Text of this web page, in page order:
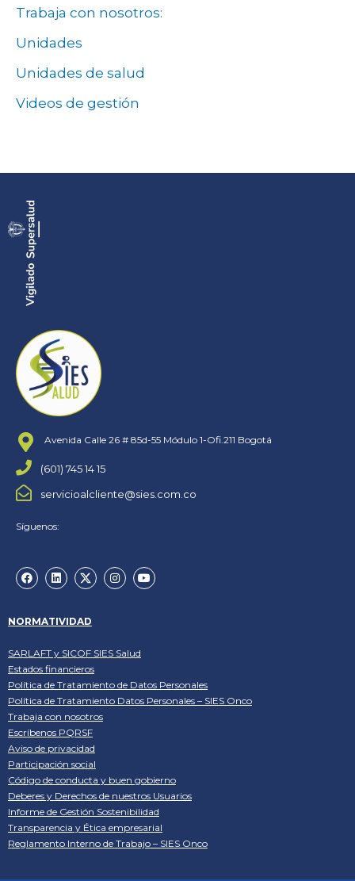
Trabaja con nosotros:
Unidades
Unidades de salud
Videos de gestión
Avenida Calle 26 # 85d-55 Módulo 1-Ofi.211 Bogotá
(601) 745 14 15
servicioalcliente@sies.com.co
Síguenos:
NORMATIVIDAD
SARLAFT y SICOF SIES Salud
Estados financieros
Política de Tratamiento de Datos Personales
Política de Tratamiento Datos Personales – SIES Onco
Trabaja con nosotros
Escríbenos PQRSF
Aviso de privacidad
Participación social
Código de conducta y buen gobierno
Deberes y Derechos de nuestros Usuarios
Informe de Gestión Sostenibilidad
Transparencia y Ética empresarial
Reglamento Interno de Trabajo – SIES Onco